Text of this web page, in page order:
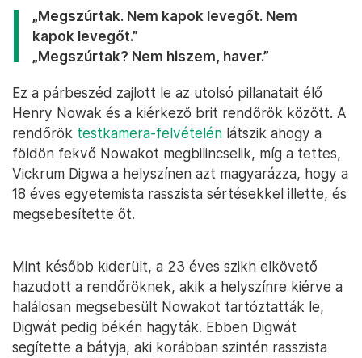
„Megszúrtak. Nem kapok levegőt. Nem
kapok levegőt.”
„Megszúrtak? Nem hiszem, haver.”
Ez a párbeszéd zajlott le az utolsó pillanatait élő
Henry Nowak és a kiérkező brit rendőrök között. A
rendőrök testkamera-felvételén látszik ahogy a
földön fekvő Nowakot megbilincselik, míg a tettes,
Vickrum Digwa a helyszínen azt magyarázza, hogy a
18 éves egyetemista rasszista sértésekkel illette, és
megsebesítette őt.
Mint később kiderült, a 23 éves szikh elkövető
hazudott a rendőröknek, akik a helyszínre kiérve a
halálosan megsebesült Nowakot tartóztatták le,
Digwát pedig békén hagyták. Ebben Digwát
segítette a bátyja, aki korábban szintén rasszista